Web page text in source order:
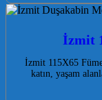
İzmit
İzmit 115X65
katın, yaşam